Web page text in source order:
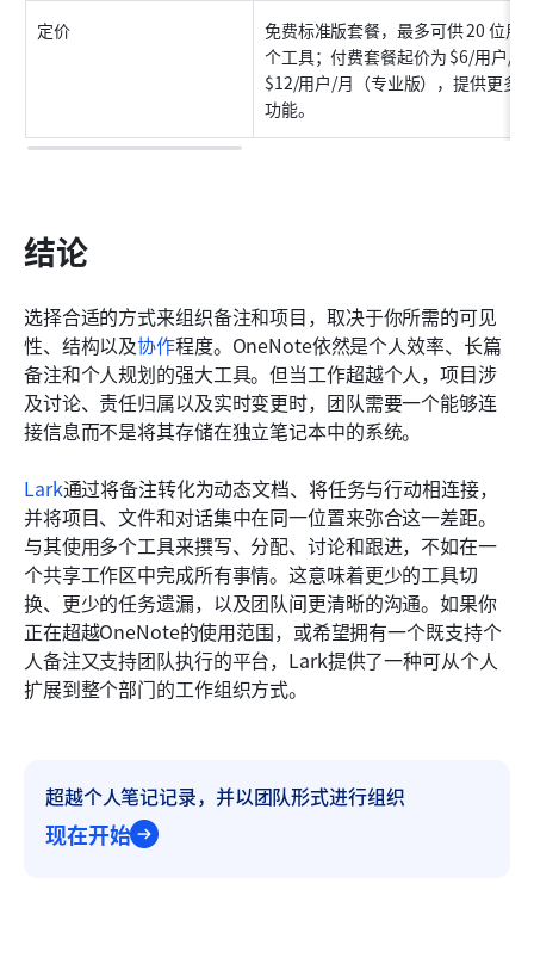
定价
免费标准版套餐，最多可供 20 位用
个工具；付费套餐起价为 $6/用户/
$12/用户/月（专业版），提供更多
功能。
结论
选择合适的方式来组织备注和项目，取决于你所需的可见
性、结构以及协作程度。OneNote依然是个人效率、长篇
备注和个人规划的强大工具。但当工作超越个人，项目涉
及讨论、责任归属以及实时变更时，团队需要一个能够连
接信息而不是将其存储在独立笔记本中的系统。
Lark通过将备注转化为动态文档、将任务与行动相连接，
并将项目、文件和对话集中在同一位置来弥合这一差距。
与其使用多个工具来撰写、分配、讨论和跟进，不如在一
个共享工作区中完成所有事情。这意味着更少的工具切
换、更少的任务遗漏，以及团队间更清晰的沟通。如果你
正在超越OneNote的使用范围，或希望拥有一个既支持个
人备注又支持团队执行的平台，Lark提供了一种可从个人
扩展到整个部门的工作组织方式。
超越个人笔记记录，并以团队形式进行组织
现在开始